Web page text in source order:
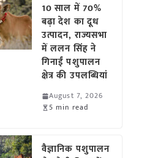
10 साल में 70%
बढ़ा देश का दूध
उत्पादन, राज्यसभा
में ललन सिंह ने
गिनाईं पशुपालन
क्षेत्र की उपलब्धियां
August 7, 2026
5 min read
वैज्ञानिक पशुपालन